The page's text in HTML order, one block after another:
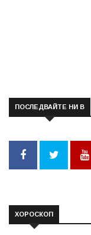
ПОСЛЕДВАЙТЕ НИ В
ХОРОСКОП